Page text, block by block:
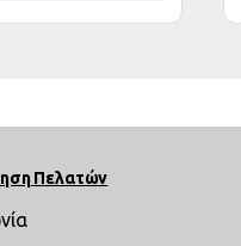
Πελατών